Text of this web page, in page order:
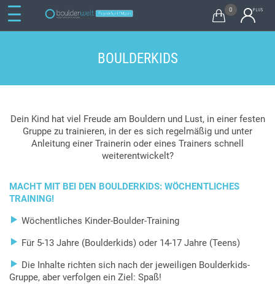
 0
BOULDERKIDS
Dein Kind hat viel Freude am Bouldern und Lust, in einer festen
Gruppe zu trainieren, in der es sich regelmäßig und unter
Anleitung einer Trainerin oder eines Trainers schnell
weiterentwickelt?
MACHT MIT BEI DEN BOULDERKIDS: WÖCHENTLICHES
TRAINING!
 Wöchentliches Kinder-Boulder-Training
 Für 5-13 Jahre (Boulderkids) oder 14-17 Jahre (Teens)
 Die Inhalte richten sich nach der jeweiligen Boulderkids-
Gruppe, aber verfolgen ein Ziel: Spaß!